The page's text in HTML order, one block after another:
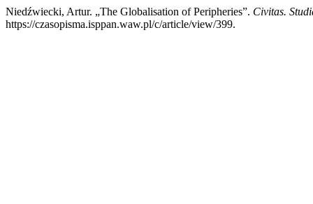
Niedźwiecki, Artur. „The Globalisation of Peripheries”. Civitas.
https://czasopisma.isppan.waw.pl/c/article/view/399.